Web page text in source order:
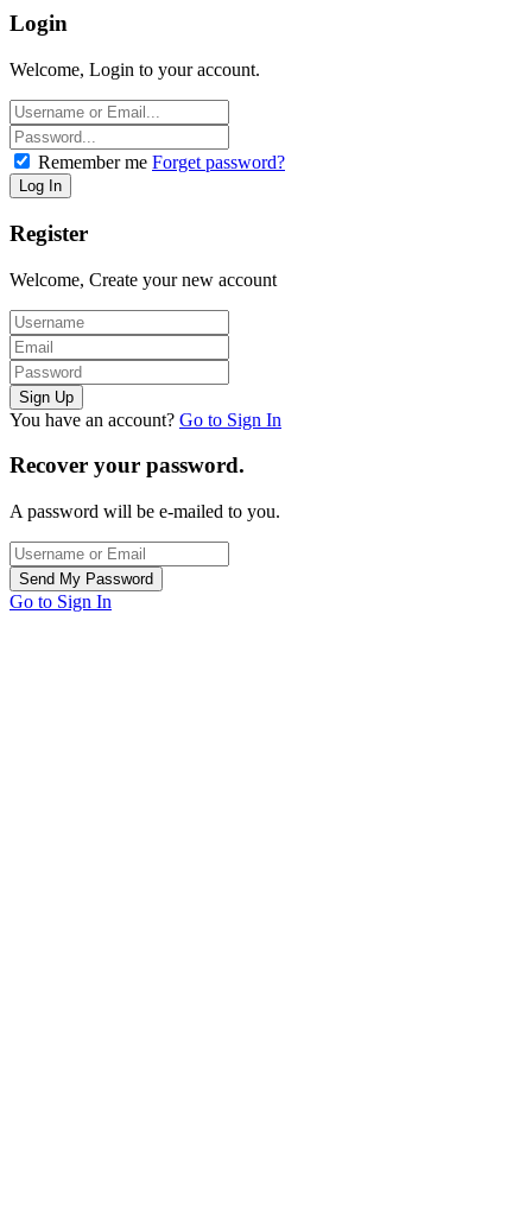
Login
Welcome, Login to your account.
Remember me Forget password?
Register
Welcome, Create your new account
You have an account? Go to Sign In
Recover your password.
A password will be e-mailed to you.
Go to Sign In